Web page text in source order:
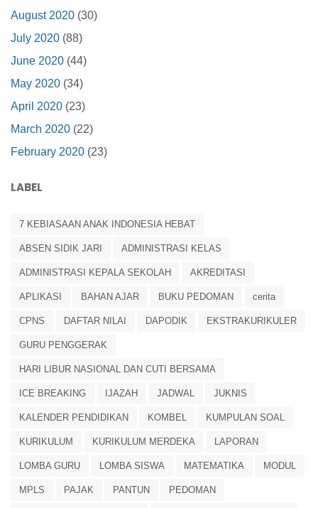
August 2020 (30)
July 2020 (88)
June 2020 (44)
May 2020 (34)
April 2020 (23)
March 2020 (22)
February 2020 (23)
LABEL
7 KEBIASAAN ANAK INDONESIA HEBAT
ABSEN SIDIK JARI ADMINISTRASI KELAS
ADMINISTRASI KEPALA SEKOLAH AKREDITASI
APLIKASI BAHAN AJAR BUKU PEDOMAN cerita
CPNS DAFTAR NILAI DAPODIK EKSTRAKURIKULER
GURU PENGGERAK
HARI LIBUR NASIONAL DAN CUTI BERSAMA
ICE BREAKING IJAZAH JADWAL JUKNIS
KALENDER PENDIDIKAN KOMBEL KUMPULAN SOAL
KURIKULUM KURIKULUM MERDEKA LAPORAN
LOMBA GURU LOMBA SISWA MATEMATIKA MODUL
MPLS PAJAK PANTUN PEDOMAN